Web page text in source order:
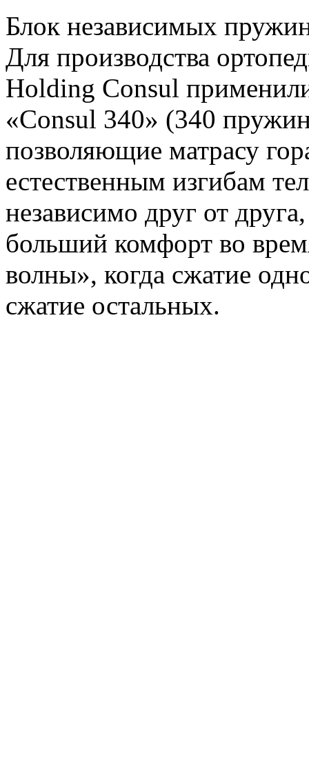
Блок независимых
Для производства
Holding Consul
«Consul 340» (340
позволяющие матрасу
естественным изгибам
независимо друг от
больший комфорт во
волны», когда сжатие
сжатие остальных.